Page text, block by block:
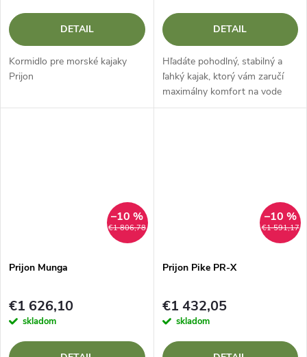
DETAIL
Kormidlo pre morské kajaky
Prijon
DETAIL
Hľadáte pohodlný, stabilný a
ľahký kajak, ktorý vám zaručí
maximálny komfort na vode
bez zbytočných komplikácií?
€1 806,78
–10 %
Prijon Munga
€1 626,10
skladom
€1 591,17
–10 %
Prijon Pike PR-X
€1 432,05
skladom